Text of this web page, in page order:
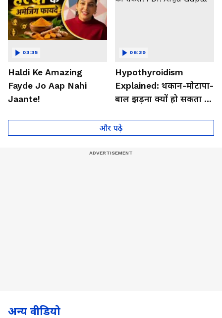
Haldi Ke Amazing
Fayde Jo Aap Nahi
Jaante!
03:35
Hypothyroidism
Explained: थकान-मोटापा-
बाल झड़ना क्यों हो सकता है
Anju Gupta
06:39
और पढ़े
अन्य वीडियो